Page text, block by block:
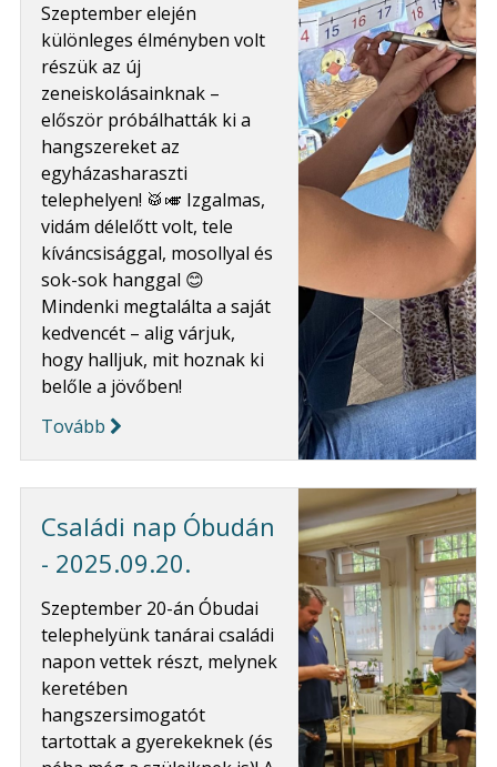
Szeptember elején
különleges élményben volt
részük az új
zeneiskolásainknak –
először próbálhatták ki a
hangszereket az
egyházasharaszti
telephelyen! 🥁🎺 Izgalmas,
vidám délelőtt volt, tele
kíváncsisággal, mosollyal és
sok-sok hanggal 😊
Mindenki megtalálta a saját
kedvencét – alig várjuk,
hogy halljuk, mit hoznak ki
belőle a jövőben!
Tovább
Családi nap Óbudán
- 2025.09.20.
Szeptember 20-án Óbudai
telephelyünk tanárai családi
napon vettek részt, melynek
keretében
hangszersimogatót
tartottak a gyerekeknek (és